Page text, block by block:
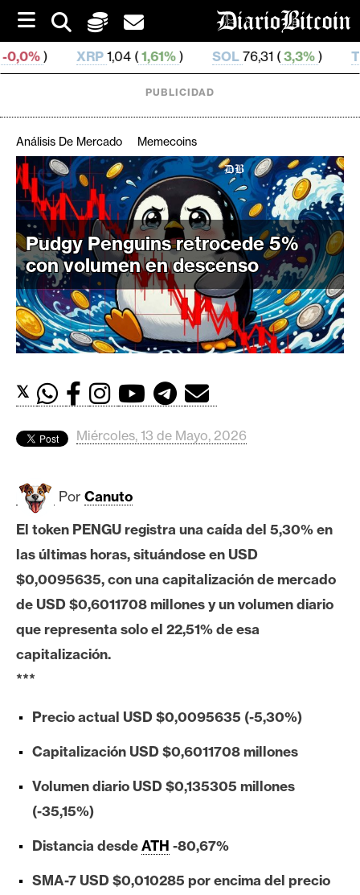
i
p
t
o
1,04 ( 1,61%) SOL76,31 ( 3,3%) TRX0,328
C
r
i
p
t
o
M
e
r
d
s
B
t
c
o
i
h
r
u
m
I
PUBLICIDAD
Análisis De Mercado Memecoins
Pudgy Penguins retrocede 5%
con volumen en descenso
𝕏
Miércoles, 13 de Mayo, 2026
Por Canuto
El token PENGU registra una caída del 5,30% en
las últimas horas, situándose en USD
$0,0095635, con una capitalización de mercado
de USD $0,6011708 millones y un volumen diario
que representa solo el 22,51% de esa
capitalización.
***
Precio actual USD $0,0095635 (-5,30%)
Capitalización USD $0,6011708 millones
Volumen diario USD $0,135305 millones
(-35,15%)
Distancia desdeATH -80,67%
SMA-7 USD $0,010285 por encima del precio